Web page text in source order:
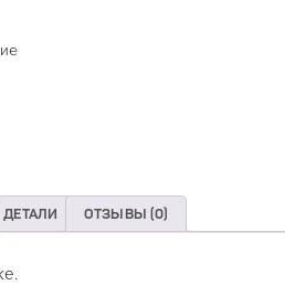
ДЕТАЛИ ОТЗЫВЫ (0)